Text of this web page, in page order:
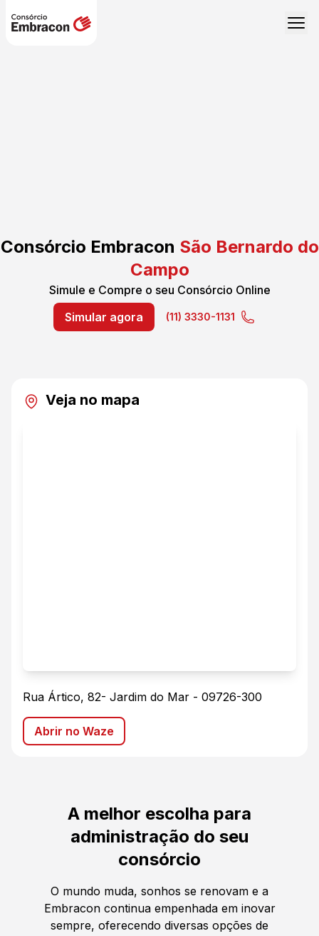
Consórcio Embracon São Bernardo do
Campo
Simule e Compre o seu Consórcio Online
Simular agora
(11) 3330-1131
Veja no mapa
Rua Ártico, 82- Jardim do Mar - 09726-300
Abrir no Waze
A melhor escolha para
administração do seu
consórcio
O mundo muda, sonhos se renovam e a
Embracon continua empenhada em inovar
sempre, oferecendo diversas opções de